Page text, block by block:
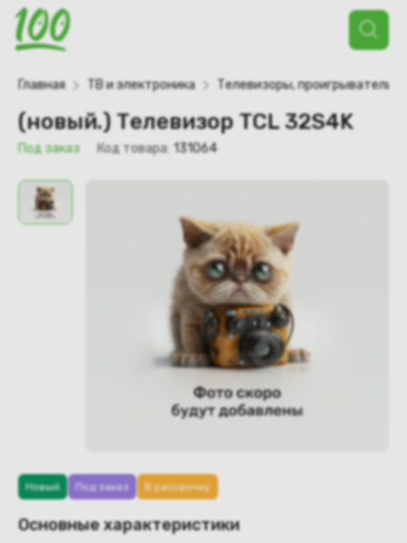
Поиск
товаров
Главная ТВ и электроника Телевизоры, проигрыватели
(новый.) Телевизор TCL 32S4K
Под заказ Код товара: 131064
Новый Под заказ В рассрочку
Основные характеристики